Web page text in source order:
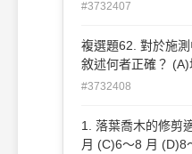
基準線時，可採用
曲線選擇關鍵點以
曲線愈順暢(D)自曲
#3732407
複選題62. 對於施
敘述何者正確？
線設置於四周牆面
庭內現有樹高為控
#3732408
1. 落葉喬木的修剪
月 (C)6～8 月 (D)8